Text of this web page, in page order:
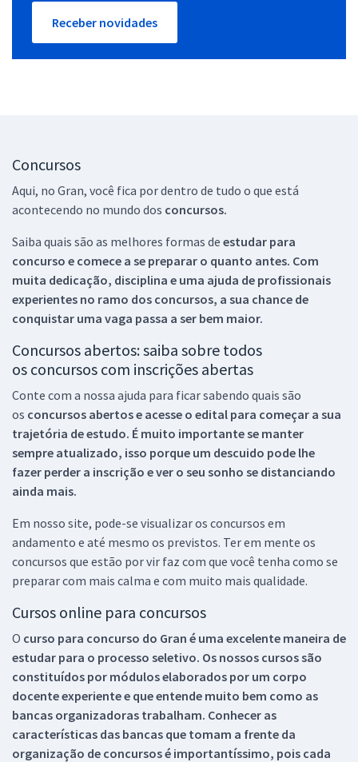
Receber novidades
Concursos
Aqui, no Gran, você fica por dentro de tudo o que está
acontecendo no mundo dos concursos.
Saiba quais são as melhores formas de estudar para
concurso e comece a se preparar o quanto antes. Com
muita dedicação, disciplina e uma ajuda de profissionais
experientes no ramo dos concursos, a sua chance de
conquistar uma vaga passa a ser bem maior.
Concursos abertos: saiba sobre todos
os concursos com inscrições abertas
Conte com a nossa ajuda para ficar sabendo quais são
os concursos abertos e acesse o edital para começar a sua
trajetória de estudo. É muito importante se manter
sempre atualizado, isso porque um descuido pode lhe
fazer perder a inscrição e ver o seu sonho se distanciando
ainda mais.
Em nosso site, pode-se visualizar os concursos em
andamento e até mesmo os previstos. Ter em mente os
concursos que estão por vir faz com que você tenha como se
preparar com mais calma e com muito mais qualidade.
Cursos online para concursos
O curso para concurso do Gran é uma excelente maneira de
estudar para o processo seletivo. Os nossos cursos são
constituídos por módulos elaborados por um corpo
docente experiente e que entende muito bem como as
bancas organizadoras trabalham. Conhecer as
características das bancas que tomam a frente da
organização de concursos é importantíssimo, pois cada